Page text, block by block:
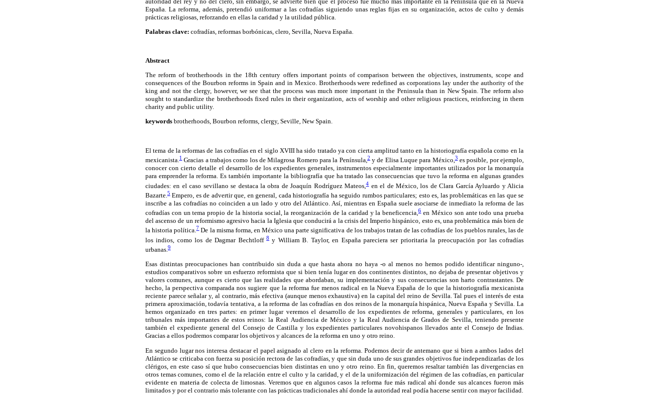
España. La reforma, además, pretendió uniformar a las cofradías siguiendo unas reglas fijas en su organización, actos de culto y demás
prácticas religiosas, reforzando en ellas la caridad y la utilidad pública.
Palabras clave: cofradías, reformas borbónicas, clero, Sevilla, Nueva España.
Abstract
The reform of brotherhoods in the 18th century offers important points of comparison between the objectives, instruments, scope and
consequences of the Bourbon reforms in Spain and in Mexico. Brotherhoods were redefined as corporations lay under the authority of the
king and not the clergy, however, we see that the process was much more important in the Peninsula than in New Spain. The reform also
sought to standardize the brotherhoods fixed rules in their organization, acts of worship and other religious practices, reinforcing in them
charity and public utility.
keywords brotherhoods, Bourbon reforms, clergy, Seville, New Spain.
El tema de la reformas de las cofradías en el siglo XVIII ha sido tratado ya con cierta amplitud tanto en la historiografía española como en la
mexicanista.1 Gracias a trabajos como los de Milagrosa Romero para la Península,2y de Elisa Luque para México,3es posible, por ejemplo,
conocer con cierto detalle el desarrollo de los expedientes generales, instrumentos especialmente importantes utilizados por la monarquía
para emprender la reforma. Es también importante la bibliografía que ha tratado las consecuencias que tuvo la reforma en algunas grandes
ciudades: en el caso sevillano se destaca la obra de Joaquín Rodríguez Mateos,4en el de México, los de Clara García Ayluardo y Alicia
Bazarte. 5 Empero, es de advertir que, en general, cada historiografía ha seguido rumbos particulares; esto es, las problemáticas en las que se
inscribe a las cofradías no coinciden a un lado y otro del Atlántico. Así, mientras en España suele asociarse de inmediato la reforma de las
cofradías con un tema propio de la historia social, la reorganización de la caridad y la beneficencia,6en México son ante todo una prueba
del ascenso de un reformismo agresivo hacia la Iglesia que conducirá a la crisis del Imperio hispánico, esto es, una problemática más bien de
la historia política.7De la misma forma, en México una parte significativa de los trabajos tratan de las cofradías de los pueblos rurales, las de
los indios, como los de Dagmar Bechtloff 8 y William B. Taylor, en España pareciera ser prioritaria la preocupación por las cofradías
urbanas.9
Esas distintas preocupaciones han contribuido sin duda a que hasta ahora no haya -o al menos no hemos podido identificar ninguno-,
estudios comparativos sobre un esfuerzo reformista que si bien tenía lugar en dos continentes distintos, no dejaba de presentar objetivos y
valores comunes, aunque es cierto que las realidades que abordaban, su implementación y sus consecuencias son harto contrastantes. De
hecho, la perspectiva comparada nos sugiere que la reforma fue menos radical en la Nueva España de lo que la historiografía mexicanista
reciente parece señalar y, al contrario, más efectiva (aunque menos exhaustiva) en la capital del reino de Sevilla. Tal pues el interés de esta
primera aproximación, todavía tentativa, a la reforma de las cofradías en dos reinos de la monarquía hispánica, Nueva España y Sevilla. La
hemos organizado en tres partes: en primer lugar veremos el desarrollo de los expedientes de reforma, generales y particulares, en los
tribunales más importantes de estos reinos: la Real Audiencia de México y la Real Audiencia de Grados de Sevilla, teniendo presente
también el expediente general del Consejo de Castilla y los expedientes particulares novohispanos llevados ante el Consejo de Indias.
Gracias a ellos podremos comparar los objetivos y alcances de la reforma en uno y otro reino.
En segundo lugar nos interesa destacar el papel asignado al clero en la reforma. Podemos decir de antemano que si bien a ambos lados del
Atlántico se criticaba con fuerza su posición rectora de las cofradías, y que sin duda uno de sus grandes objetivos fue independizarlas de los
clérigos, en este caso sí que hubo consecuencias bien distintas en uno y otro reino. En fin, queremos resaltar también las divergencias en
otros temas comunes, como el de la relación entre el culto y la caridad, y el de la uniformización del régimen de las cofradías, en particular
evidente en materia de colecta de limosnas. Veremos que en algunos casos la reforma fue más radical ahí donde sus alcances fueron más
limitados y por el contrario más tolerante con las prácticas tradicionales ahí donde la autoridad real podía hacerse sentir con mayor facilidad.